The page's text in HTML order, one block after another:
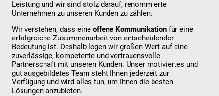
Leistung und wir sind stolz darauf, renommierte
Unternehmen zu unseren Kunden zu zählen.
Wir verstehen, dass eine offene Kommunikationfür eine
erfolgreiche Zusammenarbeit von entscheidender
Bedeutung ist. Deshalb legen wir großen Wert auf eine
zuverlässige, kompetente und vertrauensvolle
Partnerschaft mit unseren Kunden. Unser motiviertes und
gut ausgebildetes Team steht Ihnen jederzeit zur
Verfügung und wird alles tun, um Ihnen die besten
Lösungen anzubieten.